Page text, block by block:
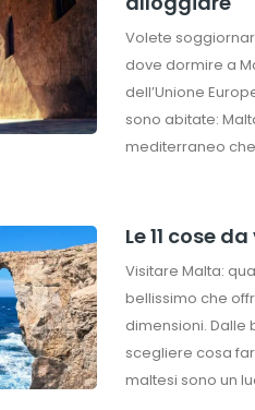
Volete
dove dormire a
dell’Unione
sono abitate:
mediterraneo
Le 11 cose
Visitare Malta:
bellissimo che
dimensioni.
scegliere cosa
maltesi sono un